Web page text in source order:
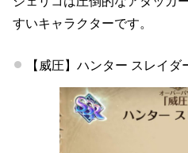
すいキャラクターです。
【威圧】ハンター スレイダ